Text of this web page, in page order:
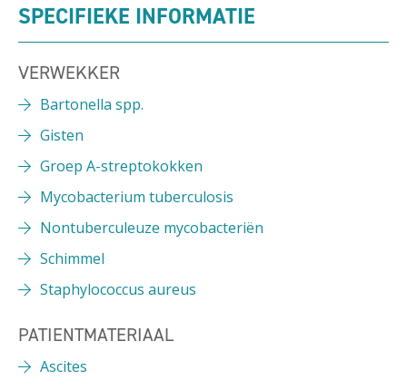
SPECIFIEKE INFORMATIE
VERWEKKER
Bartonella spp.
Gisten
Groep A-streptokokken
Mycobacterium tuberculosis
Nontuberculeuze mycobacteriën
Schimmel
Staphylococcus aureus
PATIENTMATERIAAL
Ascites